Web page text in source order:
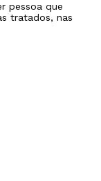
pessoa que
tratados, nas